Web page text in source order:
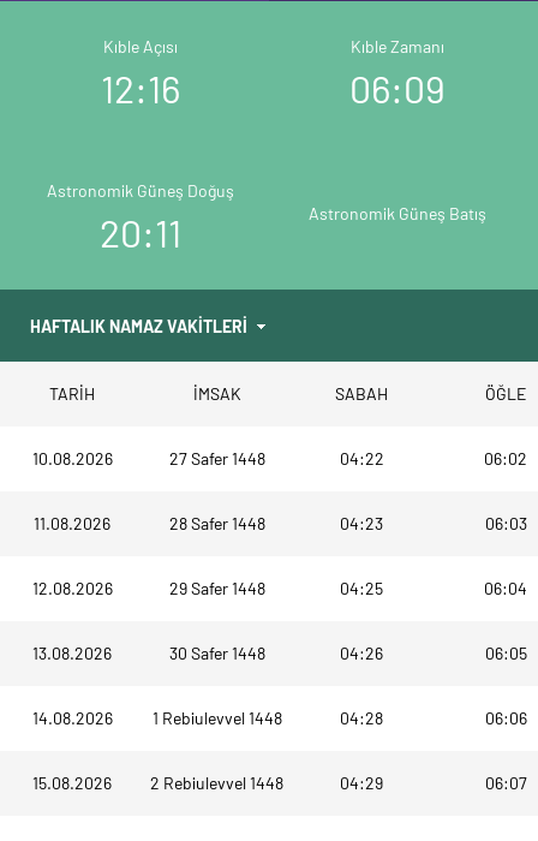
Kıble Açısı
12:16
Kıble Zamanı
06:09
Astronomik Güneş Doğuş
20:11 Astronomik Güneş Batış
TARİH İMSAK SABAH ÖĞLE
10.08.2026 27 Safer 1448 04:22 06:02
11.08.2026 28 Safer 1448 04:23 06:03
12.08.2026 29 Safer 1448 04:25 06:04
13.08.2026 30 Safer 1448 04:26 06:05
14.08.2026 1 Rebiulevvel 1448 04:28 06:06
15.08.2026 2 Rebiulevvel 1448 04:29 06:07